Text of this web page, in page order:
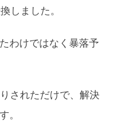
しました。
わけではなく暴落予
されただけで、解決
。